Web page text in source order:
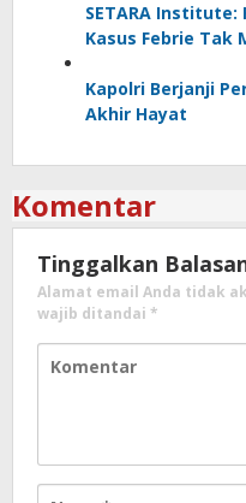
SETARA Institute:
Kasus Febrie Tak
Kapolri Berjanji
Akhir Hayat
Komentar
Tinggalkan
Alamat email Anda tidak
wajib ditandai *